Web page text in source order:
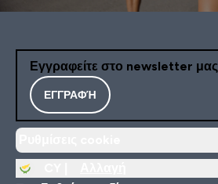
Εγγραφείτε στο newsletter μας
ΕΓΓΡΑΦΉ